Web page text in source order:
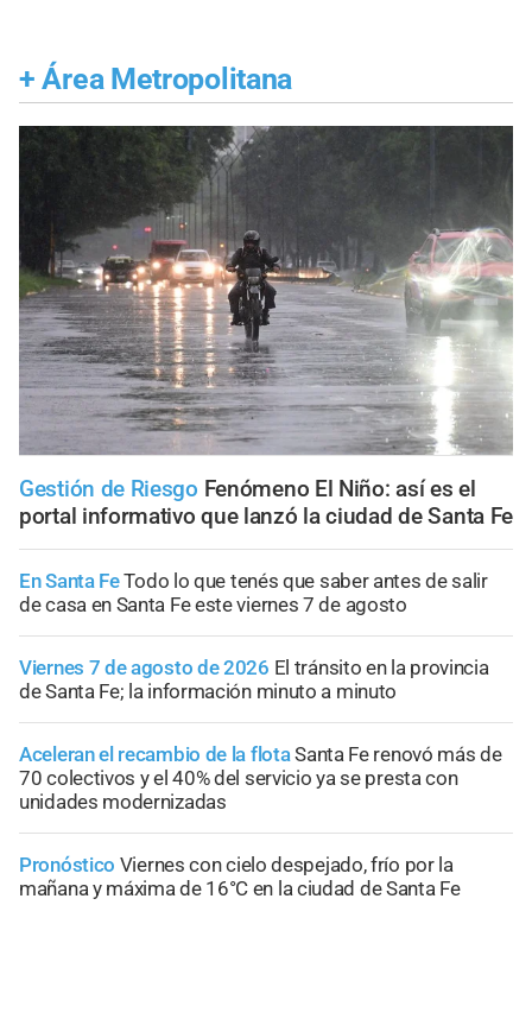
+ Área Metropolitana
Gestión de Riesgo Fenómeno El Niño: así es el
portal informativo que lanzó la ciudad de Santa Fe
En Santa FeTodo lo que tenés que saber antes de salir
de casa en Santa Fe este viernes 7 de agosto
Viernes 7 de agosto de 2026 El tránsito en la provincia
de Santa Fe; la información minuto a minuto
Aceleran el recambio de la flotaSanta Fe renovó más de
70 colectivos y el 40% del servicio ya se presta con
unidades modernizadas
Pronóstico Viernes con cielo despejado, frío por la
mañana y máxima de 16°C en la ciudad de Santa Fe